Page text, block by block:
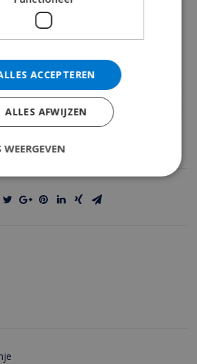
bij Club Villamar en laat de
Mar je eigen persoonlijke paradijs
TOSSA DE MAR
TOSSA DE MAR ACTIVITEITEN
TOSSA DE MAR STRANDEN
ACCEPTEREN
ALLES AFWIJZEN